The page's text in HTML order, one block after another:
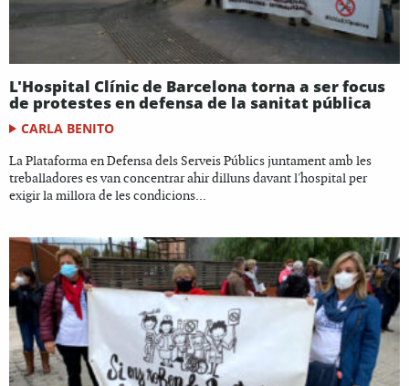
L'Hospital Clínic de Barcelona torna a ser focus
de protestes en defensa de la sanitat pública
CARLA BENITO
La Plataforma en Defensa dels Serveis Públics juntament amb les
treballadores es van concentrar ahir dilluns davant l'hospital per
exigir la millora de les condicions...